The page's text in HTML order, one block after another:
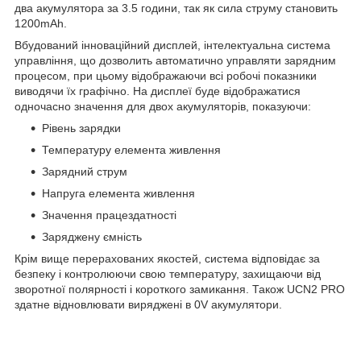
два акумулятора за 3.5 години, так як сила струму становить
1200mAh.
Вбудований інноваційний дисплей, інтелектуальна система
управління, що дозволить автоматично управляти зарядним
процесом, при цьому відображаючи всі робочі показники
виводячи їх графічно. На дисплеї буде відображатися
одночасно значення для двох акумуляторів, показуючи:
Рівень зарядки
Температуру елемента живлення
Зарядний струм
Напруга елемента живлення
Значення працездатності
Заряджену ємність
Крім вище перерахованих якостей, система відповідає за
безпеку і контролюючи свою температуру, захищаючи від
зворотної полярності і короткого замикання. Також UCN2 PRO
здатне відновлювати виряджені в 0V акумулятори.